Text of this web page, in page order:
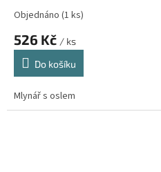
Objednáno (1 ks)
526 Kč / ks
Do košíku
Mlynář s oslem